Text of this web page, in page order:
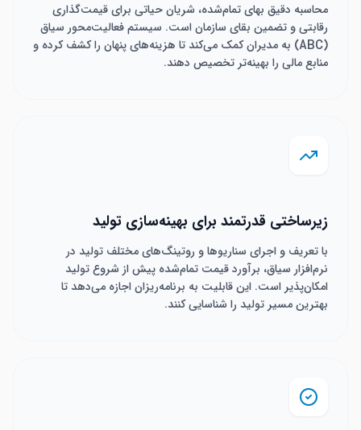
محاسبه دقیق بهای تمام‌شده، شریان حیاتی برای قیمت‌گذاری
رقابتی و تضمین بقای سازمان است. سیستم فعالیت‌محور سیاق
(ABC) به مدیران کمک می‌کند تا هزینه‌های پنهان را کشف کرده و
منابع مالی را بهینه‌تر تخصیص دهند.
زیرساختی قدرتمند برای بهینه‌سازی تولید
با تعریف و اجرای سناریوها و روتینگ‌های مختلف تولید در
نرم‌افزار سیاق، برآورد قیمت تمام‌شده پیش از شروع تولید
امکان‌پذیر است. این قابلیت به برنامه‌ریزان اجازه می‌دهد تا
بهترین مسیر تولید را شناسایی کنند.